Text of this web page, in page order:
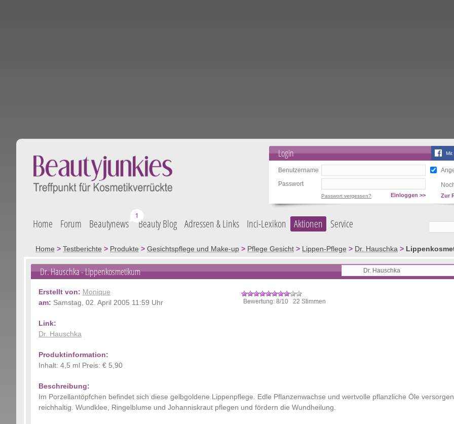
Mit
Login
Benutzername
Passwort
Einloggen >>
Passwort vergessen? Zur
Home Forum Beautynews Beauty Blog Adressen & Links Inci-Lexikon Aktionen Service
Home > Testberichte > Produkte > Gesichtspflege und Make-up > Pflege Gesicht > Lippen-Pflege > Dr. Hauschka >
Dr. Hauschka- Lippenkosmetikum
Erstellt von: Monique
am: Samstag, 02. April 2005 11:59 Uhr Bewertung: 8/10 22 Stimmen
Link:
Dr. Hauschka
Produktinformation:
Inhalt: 4,5 ml Preis: € 5,90
Beschreibung:
Im Porzellantöpfchen befindet sich diese gelbgoldene Lippenpflege. Edle Pflanzenwachse und wertvolle pflanzliche Öle
reichhaltig. Wundklee, Ringelblume und Johanniskraut pflegen und fördern die Wundheilung.